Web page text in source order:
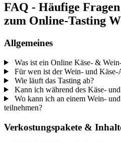
FAQ - Häufige
zum Online-Tasting
Allgemeines
Was ist ein Online Käse- &
Für wen ist der Wein- und Käse-
Wie läuft das Tasting ab?
Kann ich während des Käse-
Wo kann ich an einem Wein-
teilnehmen?
Verkostungspakete &